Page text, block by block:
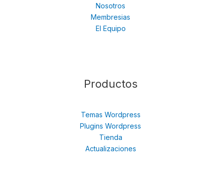
Nosotros
Membresias
El Equipo
Productos
Temas Wordpress
Plugins Wordpress
Tienda
Actualizaciones